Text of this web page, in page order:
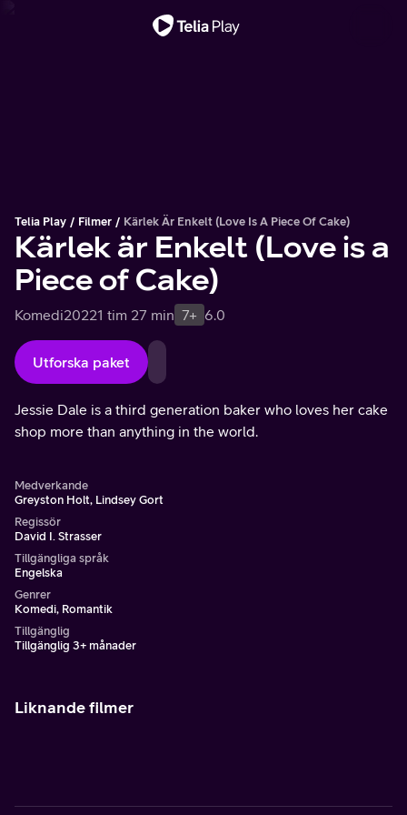
Telia Play Filmer Kärlek Är Enkelt (Love Is A Piece Of Cake)
Kärlek är Enkelt (Love is a
Piece of Cake)
Komedi20221 tim 27 min 7+ 6.0
Utforska paket
Jessie Dale is a third generation baker who loves her cake
shop more than anything in the world.
Medverkande
Greyston Holt, Lindsey Gort
Regissör
David I. Strasser
Tillgängliga språk
Engelska
Genrer
Komedi, Romantik
Tillgänglig
Tillgänglig 3+ månader
Liknande filmer